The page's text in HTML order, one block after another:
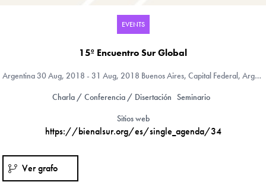
EVENTS
15º Encuentro Sur Global
Argentina30 Aug, 2018 - 31 Aug, 2018 Buenos Aires, Capital Federal, Argentina
Charla / Conferencia / Disertación Seminario
Sitios web
https://bienalsur.org/es/single_agenda/34
Ver grafo